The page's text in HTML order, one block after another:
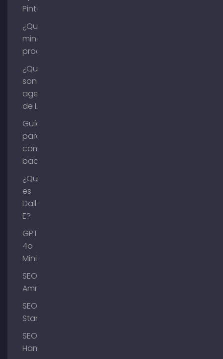
Pinterest?
¿Qué es la
minería de
procesos?
¿Qué
son los
agentes
de IA?
Guía
para
comprar
backlinks
¿Qué
es
Dall-
E?
GPT-
4o
Mini
SEO
Ammersee
SEO
Starnberg
SEO
Hamburgo